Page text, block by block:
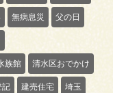
無病息災 父の日
族館 清水区おでかけ
記 建売住宅 埼玉